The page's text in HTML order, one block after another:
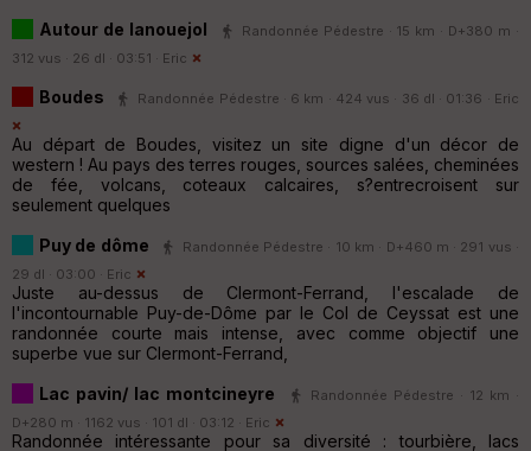
Autour de lanouejol
Randonnée Pédestre · 15 km · D+380 m ·
312 vus · 26 dl · 03:51 · Eric
Boudes Randonnée Pédestre · 6 km · 424 vus · 36 dl · 01:36 · Eric
Au départ de Boudes, visitez un site digne d'un décor de
western ! Au pays des terres rouges, sources salées, cheminées
de fée, volcans, coteaux calcaires, s?entrecroisent sur
seulement quelques
Puy de dôme
Randonnée Pédestre · 10 km · D+460 m · 291 vus ·
29 dl · 03:00 · Eric
Juste au-dessus de Clermont-Ferrand, l'escalade de
l'incontournable Puy-de-Dôme par le Col de Ceyssat est une
randonnée courte mais intense, avec comme objectif une
superbe vue sur Clermont-Ferrand,
Lac pavin/ lac montcineyre
Randonnée Pédestre · 12 km ·
D+280 m · 1162 vus · 101 dl · 03:12 · Eric
Randonnée intéressante pour sa diversité : tourbière, lacs